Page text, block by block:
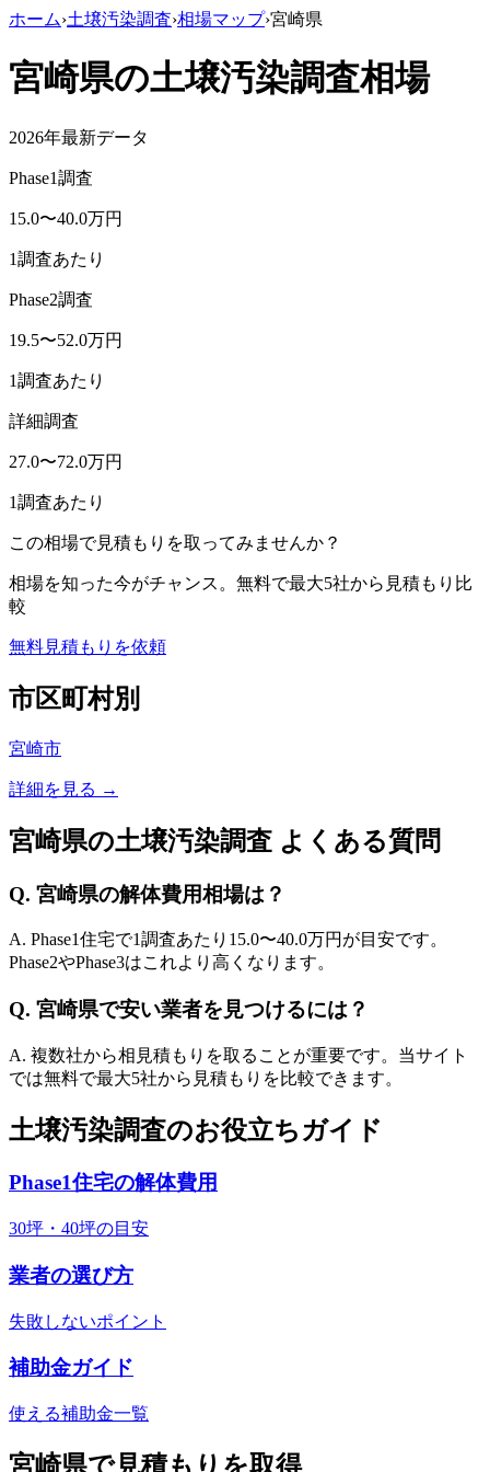
ホーム›土壌汚染調査›相場マップ›宮崎県
宮崎県の土壌汚染調査相場
2026年最新データ
Phase1調査
15.0〜40.0万円
1調査あたり
Phase2調査
19.5〜52.0万円
1調査あたり
詳細調査
27.0〜72.0万円
1調査あたり
この相場で見積もりを取ってみませんか？
相場を知った今がチャンス。無料で最大5社から見積もり比
較
無料見積もりを依頼
市区町村別
宮崎市
詳細を見る →
宮崎県の土壌汚染調査 よくある質問
Q. 宮崎県の解体費用相場は？
A. Phase1住宅で1調査あたり 15.0〜40.0万円が目安です。
Phase2やPhase3はこれより高くなります。
Q. 宮崎県で安い業者を見つけるには？
A. 複数社から相見積もりを取ることが重要です。当サイト
では無料で最大5社から見積もりを比較できます。
土壌汚染調査のお役立ちガイド
Phase1住宅の解体費用
30坪・40坪の目安
業者の選び方
失敗しないポイント
補助金ガイド
使える補助金一覧
宮崎県で見積もりを取得